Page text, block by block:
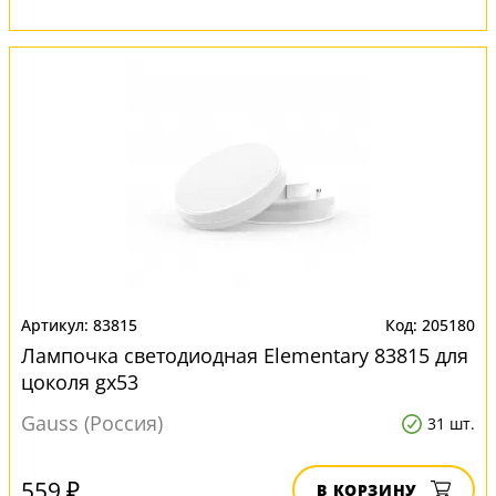
83815 205180
Лампочка светодиодная Elementary 83815 для
цоколя gx53
Gauss (Россия)
31 шт.
В КОРЗИНУ